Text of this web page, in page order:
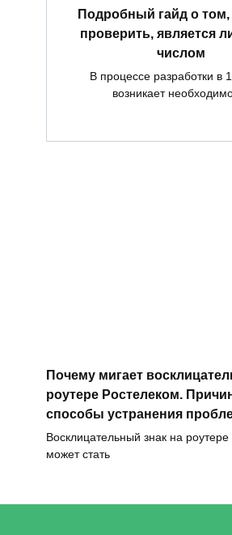
Подробный гайд о том,
проверить, является
числом
В процессе разработки в
возникает
Почему мигает
роутере Ростелеком.
способы устранения
Восклицательный знак на
может стать